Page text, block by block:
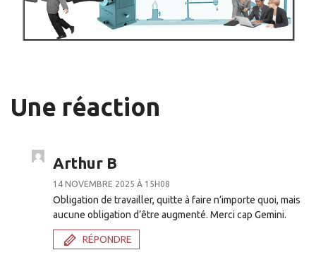
Une réaction
Arthur B
14 NOVEMBRE 2025 À 15H08
Obligation de travailler, quitte à faire n’importe quoi, mais
aucune obligation d’être augmenté. Merci cap Gemini.
RÉPONDRE